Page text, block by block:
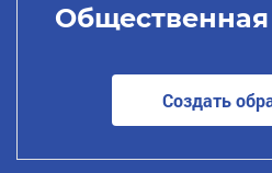
Создать